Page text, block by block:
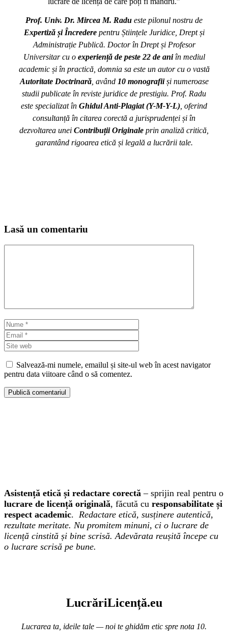
Prof. Univ. Dr. Mircea M. Radu este pilonul nostru de
Expertiză și Încrederepentru Științele Juridice, Drept și
Administrație Publică. Doctor în Drept și Profesor
Universitar cu o experiență de peste 22 de aniîn mediul
academic și în practică, domnia sa este un autor cu o vastă
Autoritate Doctrinară, având 10 monografiiși numeroase
studii publicate în reviste juridice de prestigiu. Prof. Radu
este specializat în Ghidul Anti-Plagiat (Y-M-Y-L) , oferind
consultanță în citarea corectă a jurisprudenței și în
dezvoltarea unei Contribuții Originale prin analiză critică,
garantând rigoarea etică și legală a lucrării tale.
Lasă un comentariu
Nume
web
Salvează-mi numele, emailul și site-ul web în acest navigator
pentru data viitoare când o să comentez.
Asistență etică și redactare corectă– sprijin real pentru o
lucrare de licență originală, făcută cu responsabilitate și
respect academic. Redactare etică, susținere autentică,
rezultate meritate. Nu promitem minuni, ci o lucrare de
licență cinstită și bine scrisă. Adevărata reușită începe cu
o lucrare scrisă pe bune.
LucrăriLicență.eu
Lucrarea ta, ideile tale — noi te ghidăm etic spre nota 10.